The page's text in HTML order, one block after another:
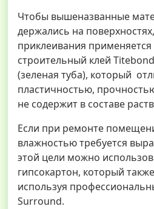
Чтобы вышеназванные
держались на
приклеивания
строительный клей
(зеленая туба), который
пластичностью,
не содержит в составе
Если при ремонте
влажностью требуется
этой цели можно
гипсокартон, который
используя
Surround.